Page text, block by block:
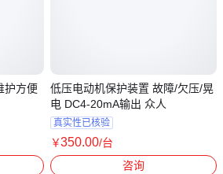
护方便
低压电动机保护装置 故障/欠压/晃
电 DC4-20mA输出 众人
真实性已核验
￥350.00/台
咨询